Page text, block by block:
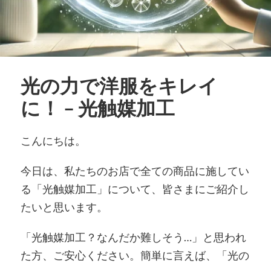
光の力で洋服をキレイ
に！ – 光触媒加工
こんにちは。
今日は、私たちのお店で全ての商品に施してい
る「光触媒加工」について、皆さまにご紹介し
たいと思います。
「光触媒加工？なんだか難しそう…」と思われ
た方、ご安心ください。簡単に言えば、「光の